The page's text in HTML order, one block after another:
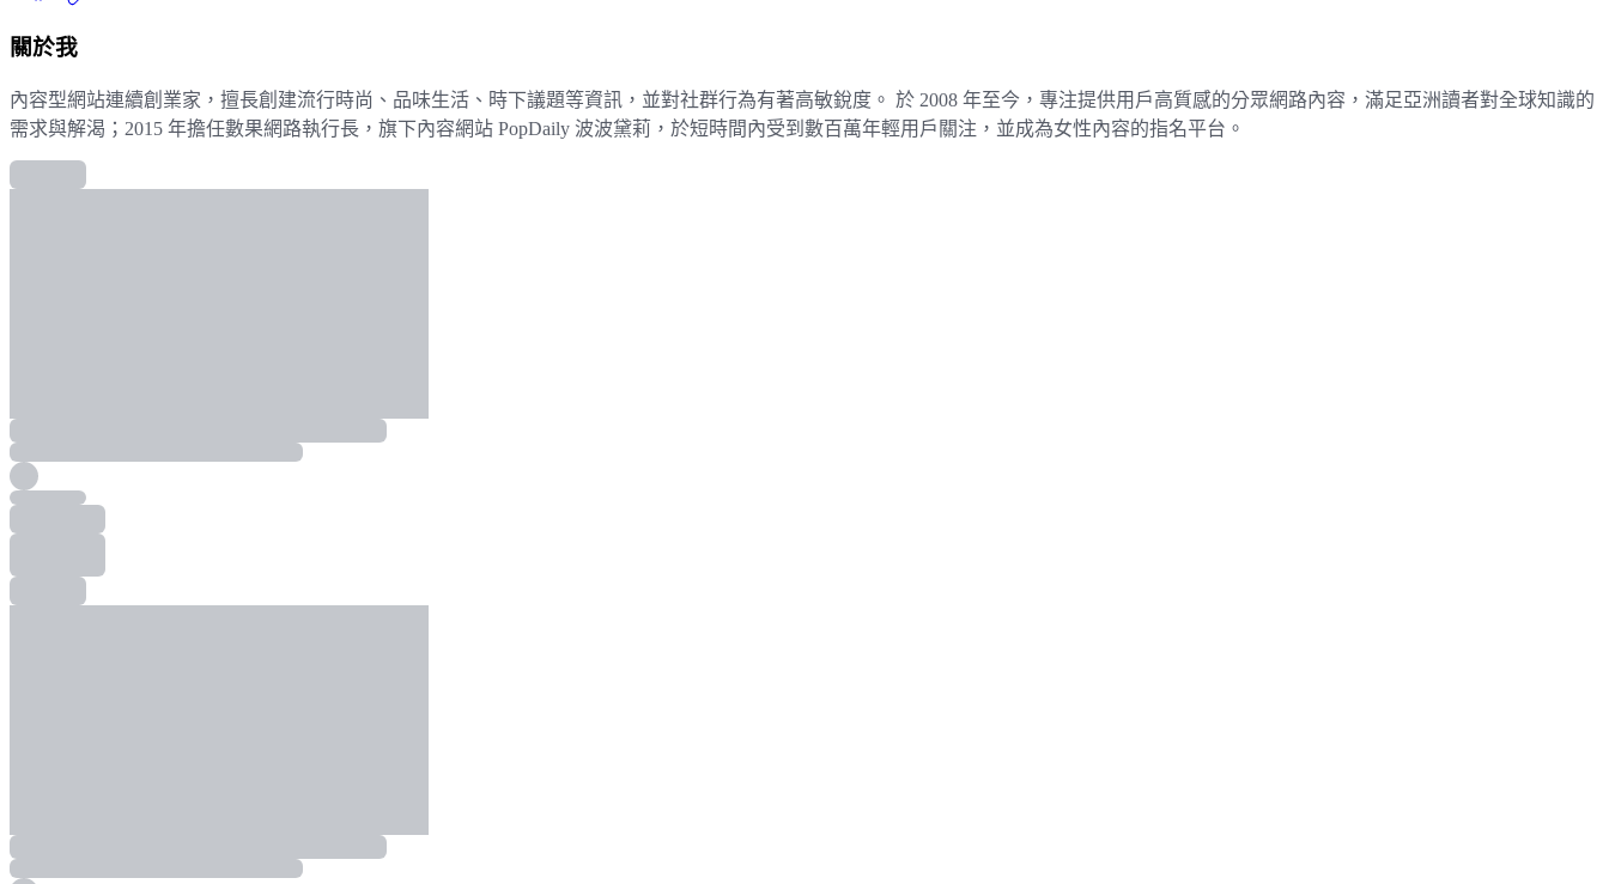
關於我
內容型網站連續創業家，擅長創建流行時尚、品味生活、時下議題等資訊，並對社群行為有著高敏銳度。 於 2008 年至今，專注提供用戶高質感的分眾網路內容，滿足亞洲讀者對全球知識的
需求與解渴；2015 年擔任數果網路執行長，旗下內容網站 PopDaily 波波黛莉，於短時間內受到數百萬年輕用戶關注，並成為女性內容的指名平台。